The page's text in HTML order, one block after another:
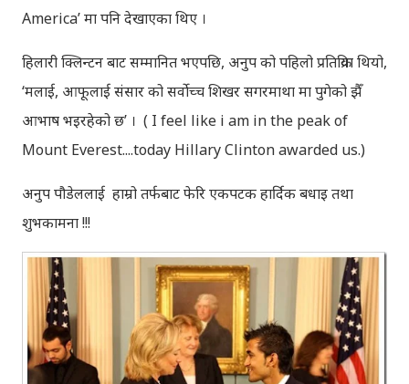
America’ मा पनि देखाएका थिए ।
हिलारी क्लिन्टन बाट सम्मानित भएपछि, अनुप को पहिलो प्रतिक्रिया थियो,
‘मलाई, आफूलाई संसार को सर्वोच्च शिखर सगरमाथा मा पुगेको झैँ
आभाष भइरहेको छ’ । ( I feel like i am in the peak of
Mount Everest....today Hillary Clinton awarded us.)
अनुप पौडेललाई हाम्रो तर्फबाट फेरि एकपटक हार्दिक बधाइ तथा
शुभकामना !!!